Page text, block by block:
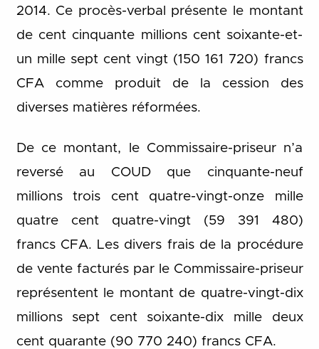
2014. Ce procès-verbal présente le montant
de cent cinquante millions cent soixante-et-
un mille sept cent vingt (150 161 720) francs
CFA comme produit de la cession des
diverses matières réformées.
De ce montant, le Commissaire-priseur n’a
reversé au COUD que cinquante-neuf
millions trois cent quatre-vingt-onze mille
quatre cent quatre-vingt (59 391 480)
francs CFA. Les divers frais de la procédure
de vente facturés par le Commissaire-priseur
représentent le montant de quatre-vingt-dix
millions sept cent soixante-dix mille deux
cent quarante (90 770 240) francs CFA.